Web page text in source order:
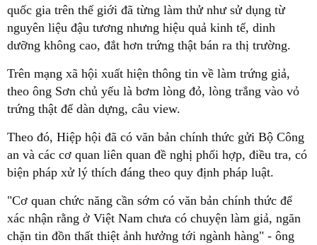
quốc gia trên thế giới đã từng làm thử như sử dụng từ
nguyên liệu đậu tương nhưng hiệu quả kinh tế, dinh
dưỡng không cao, đắt hơn trứng thật bán ra thị trường.
Trên mạng xã hội xuất hiện thông tin về làm trứng giả,
theo ông Sơn chủ yếu là bơm lòng đỏ, lòng trắng vào vỏ
trứng thật để dàn dựng, câu view.
Theo đó, Hiệp hội đã có văn bản chính thức gửi Bộ Công
an và các cơ quan liên quan đề nghị phối hợp, điều tra, có
biện pháp xử lý thích đáng theo quy định pháp luật.
"Cơ quan chức năng cần sớm có văn bản chính thức để
xác nhận rằng ở Việt Nam chưa có chuyện làm giả, ngăn
chặn tin đồn thất thiệt ảnh hưởng tới ngành hàng" - ông